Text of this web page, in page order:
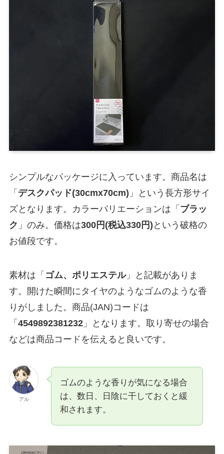
シンプルなパッケージに入っています。商品名は
「 デスクパッド(30cmx70cm) 」という長方形サイ
ズとなります。カラーバリエーションは「 ブラッ
ク 」のみ。価格は300円(税込330円) という破格の
お値段です。
素材は「 ゴム、ポリエステル」と記載がありま
す。開けた瞬間にタイヤのようなゴムのような香
りがしました。商品(JAN)コードは
「 4549892381232」となります。取り寄せの場合
などは商品コードを伝えると良いです。
アル
ゴムのような香りが気になる場合
は、数日、日陰に干しておくと緩
和されます。